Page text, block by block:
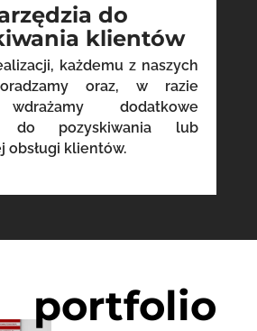
do
klientów
każdemu z naszych
oraz, w razie
dodatkowe
do pozyskiwania lub
obsługi klientów.
portfolio